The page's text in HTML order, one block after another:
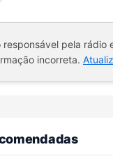
responsável pela rádio
incorreta.